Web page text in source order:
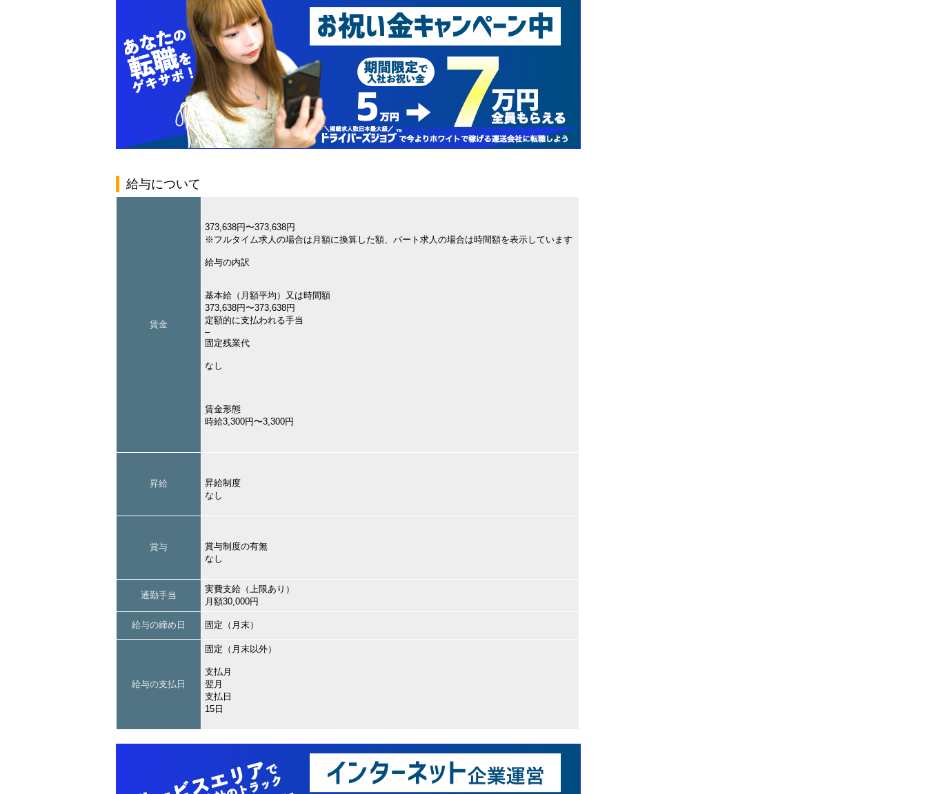
給与について
賃金
373,638円〜373,638円
※フルタイム求人の場合は月額に換算した額、パート求人の場合は時間額を表示しています
給与の内訳
基本給（月額平均）又は時間額
373,638円〜373,638円
定額的に支払われる手当
–
固定残業代
なし
賃金形態
時給3,300円〜3,300円
昇給
昇給制度
なし
賞与
賞与制度の有無
なし
通勤手当
実費支給（上限あり）
月額30,000円
給与の締め日 固定（月末）
給与の支払日
固定（月末以外）
支払月
翌月
支払日
15日